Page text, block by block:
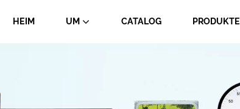
HEIM UM CATALOG PRODUKTE